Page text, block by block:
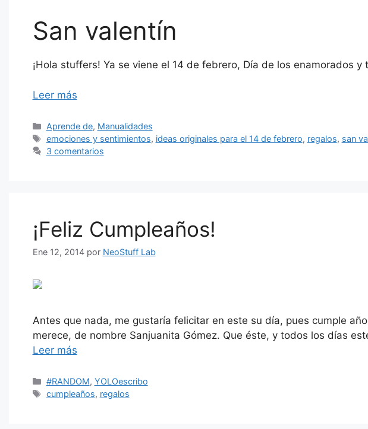
San valentín
¡Hola stuffers! Ya se viene el 14 de febrero, Día de los enamorados
Leer más
Categorías
Aprende de, Manualidades
Etiquetas
emociones y sentimientos, ideas originales para el 14 de febrero, regalos, san
3 comentarios
¡Feliz Cumpleaños!
Ene 12, 2014 por NeoStuff Lab
Antes que nada, me gustaría felicitar en este su día, pues cumple
merece, de nombre Sanjuanita Gómez. Que éste, y todos los días
Leer más
Categorías
#RANDOM, YOLOescribo
Etiquetas
cumpleaños, regalos